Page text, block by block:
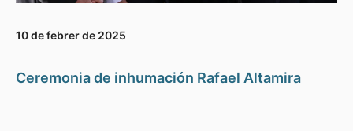
10 de febrer de 2025
Ceremonia de inhumación Rafael Altamira